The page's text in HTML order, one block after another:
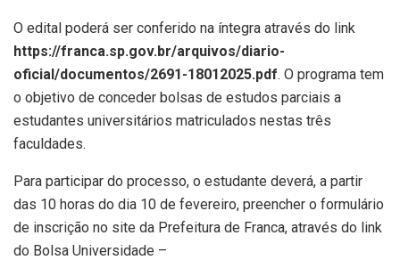
O edital poderá ser conferido na íntegra através do link
https://franca.sp.gov.br/arquivos/diario-
oficial/documentos/2691-18012025.pdf. O programa tem
o objetivo de conceder bolsas de estudos parciais a
estudantes universitários matriculados nestas três
faculdades.
Para participar do processo, o estudante deverá, a partir
das 10 horas do dia 10 de fevereiro, preencher o formulário
de inscrição no site da Prefeitura de Franca, através do link
do Bolsa Universidade –